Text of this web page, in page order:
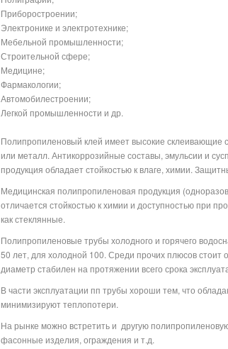
Приборостроении;
Электронике и электротехнике;
Мебельной промышленности;
Строительной сфере;
Медицине;
Фармакологии;
Автомобилестроении;
Легкой промышленности и др.
Полипропиленовый клей имеет высокие склеивающие
или металл. Антикоррозийные составы, эмульсии и
продукция обладает стойкостью к влаге, химии.
Медицинская полипропиленовая продукция
отличается стойкостью к химии и доступностью при
как стеклянные.
Полипропиленовые трубы холодного и горячего
50 лет, для холодной 100. Среди прочих плюсов стоит
диаметр стабилен на протяжении всего срока
В части эксплуатации пп трубы хороши тем, что
минимизируют теплопотери.
На рынке можно встретить и другую
фасонные изделия, ограждения и т.д.